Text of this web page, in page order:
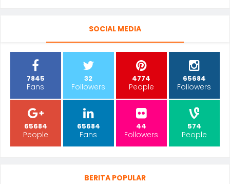
SOCIAL MEDIA
7845
Fans
32
Followers
4774
People
65684
Followers
65684
People
65684
Fans
44
Followers
574
People
BERITA POPULAR